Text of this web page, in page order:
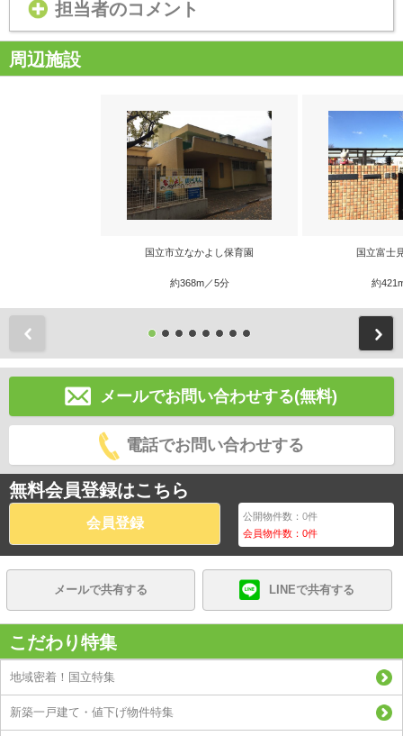
担当者のコメント
周辺施設
国立市立なかよし保育園
約368m／5分
国立富士
約
メールでお問い合わせする(無料)
電話でお問い合わせする
無料会員登録はこちら
会員登録 公開物件数：0件
会員物件数：0件
メールで共有する LINEで共有する
こだわり特集
地域密着！国立特集
新築一戸建て・値下げ物件特集